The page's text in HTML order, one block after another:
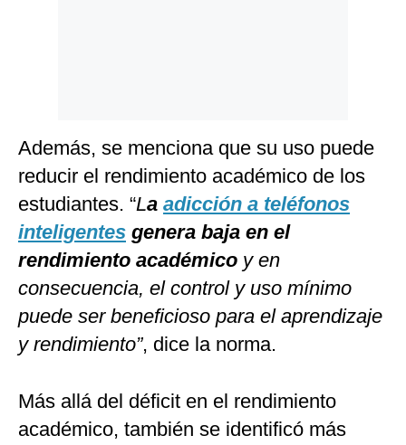
Además, se menciona que su uso puede
reducir el rendimiento académico de los
estudiantes. “La adicción a teléfonos
inteligentes genera baja en el
rendimiento académico y en
consecuencia, el control y uso mínimo
puede ser beneficioso para el aprendizaje
y rendimiento”, dice la norma.
Más allá del déficit en el rendimiento
académico, también se identificó más